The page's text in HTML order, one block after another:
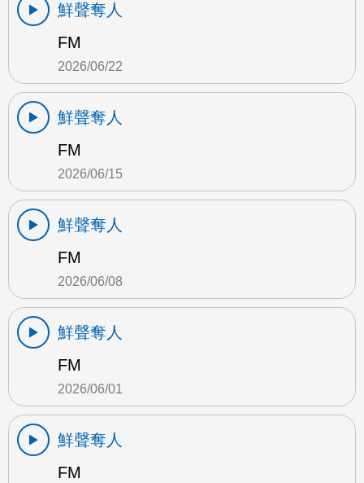
鮮聲奪人
FM
2026/06/22
鮮聲奪人
FM
2026/06/15
鮮聲奪人
FM
2026/06/08
鮮聲奪人
FM
2026/06/01
鮮聲奪人
FM